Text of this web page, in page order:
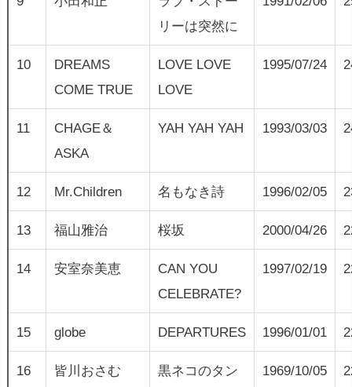
リーは突然に
10
DREAMS
COME TRUE
LOVE LOVE
LOVE
1995/07/24
11
CHAGE＆
ASKA
YAH YAH YAH 1993/03/03
12 Mr.Children 名もなき詩 1996/02/05
13 福山雅治 桜坂 2000/04/26
14 安室奈美恵
CAN YOU
CELEBRATE?
1997/02/19
15 globe DEPARTURES 1996/01/01
16 皆川おさむ
黒ネコのタン
1969/10/05